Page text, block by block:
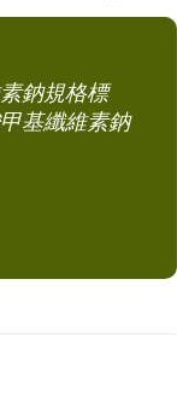
鈉規格標
基纖維素鈉